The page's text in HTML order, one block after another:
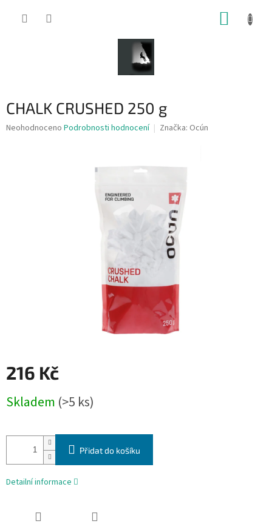
CHALK CRUSHED 250 g
Průměrné
Neohodnoceno Podrobnosti hodnocení Značka: Ocún
216 Kč
cena:
Skladem (>5 ks)
Přidat do košíku
Detailní informace